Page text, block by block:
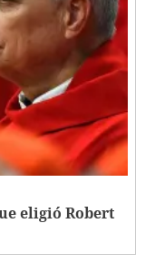
eligió Robert